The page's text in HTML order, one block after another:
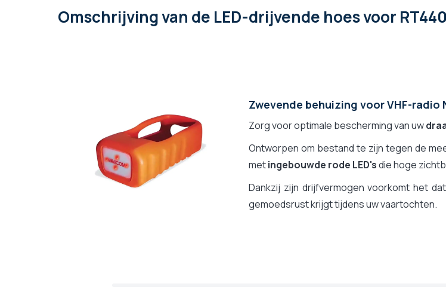
Omschrijvingvan de LED-drijvende hoes voor RT440
Zwevende behuizing voor VHF-radio
Zorg voor optimale bescherming van uw
Ontworpen om bestand te zijn tegen de
metingebouwde rode LED'sdie hoge
Dankzij zijn drijfvermogen voorkomt het
gemoedsrust krijgt tijdens uw vaartochten.